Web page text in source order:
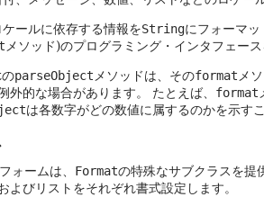
ケールに依存する情報をStringにフォーマッ
メソッド)のプログラミング・インタフェース
parseObject メソッドは、そのformat メ
外的な場合があります。
たとえば、 format
は各数字がどの数値に属するのかを示す
ォームは、 Formatの特殊なサブクラスを提
よびリストをそれぞれ書式設定します。